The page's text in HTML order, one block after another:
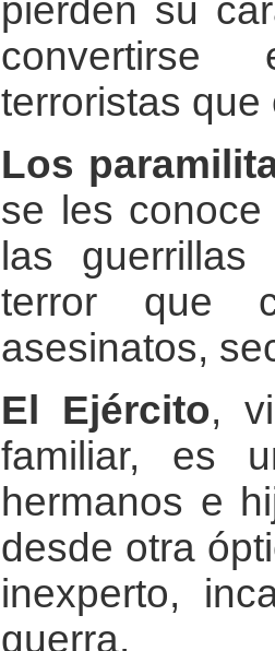
pierden su
terroristas
Los
se les
las
terror que
asesinatos,
El Ejército,
familiar, es
hermanos e
desde otra
inexperto,
guerra.